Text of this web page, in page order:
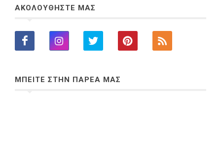
ΑΚΟΛΟΥΘΗΣΤΕ ΜΑΣ
ΜΠΕΙΤΕ ΣΤΗΝ ΠΑΡΕΑ ΜΑΣ